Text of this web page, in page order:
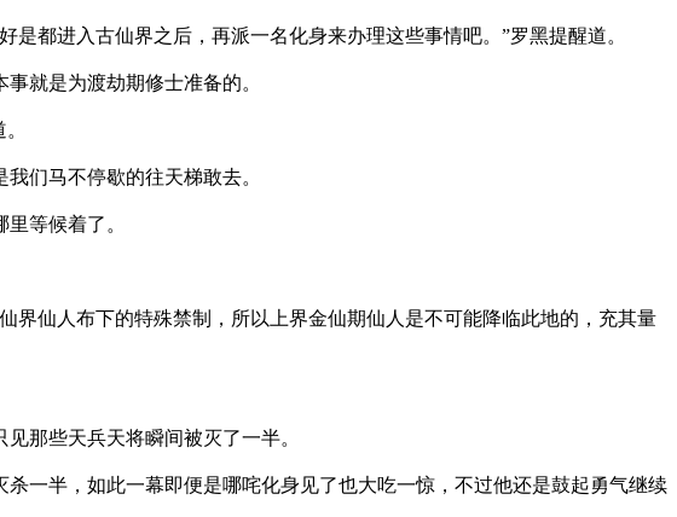
都进入古仙界之后，再派一名化身来办理这些事情吧。”罗黑提醒道。
就是为渡劫期修士准备的。
们马不停歇的往天梯敢去。
等候着了。
仙人布下的特殊禁制，所以上界金仙期仙人是不可能降临此地的，充其量
那些天兵天将瞬间被灭了一半。
一半，如此一幕即便是哪咤化身见了也大吃一惊，不过他还是鼓起勇气继续